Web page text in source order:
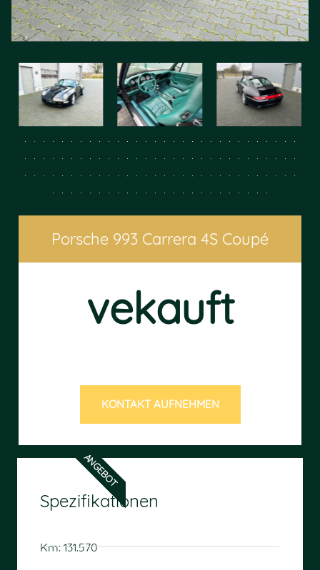
Porsche 993 Carrera 4S Coupé
vekauft
KONTAKT AUFNEHMEN
ANGEBOT
Spezifikationen
Km: 131.570